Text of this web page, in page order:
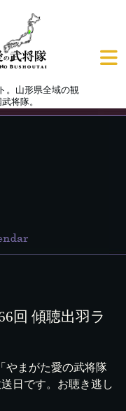
。山形県全域の観
将隊。
回 傾聴出羽ラ
やまがた愛の武将隊
日です。お聴き逃し